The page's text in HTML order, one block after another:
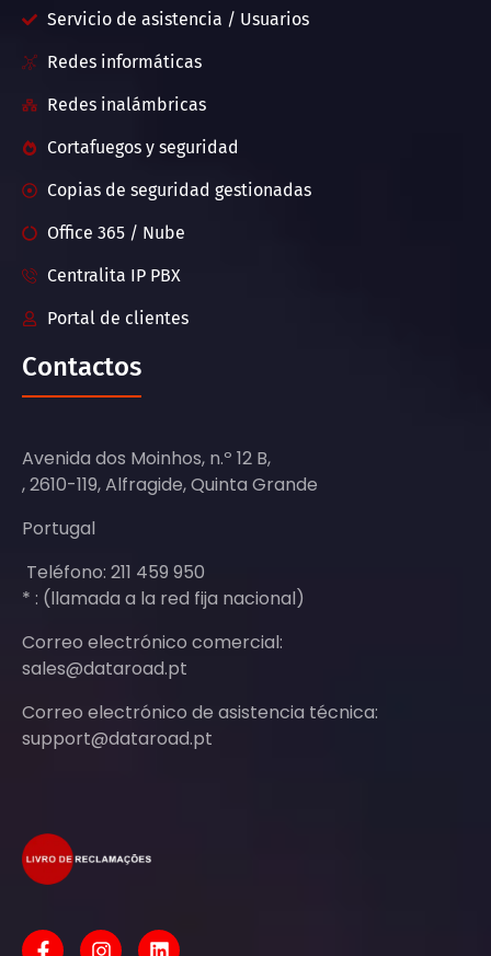
Servicio de asistencia / Usuarios
Redes informáticas
Redes inalámbricas
Cortafuegos y seguridad
Copias de seguridad gestionadas
Office 365 / Nube
Centralita IP PBX
Portal de clientes
Contactos
Avenida dos Moinhos, n.º 12 B,
, 2610-119, Alfragide, Quinta Grande
Portugal
Teléfono: 211 459 950
* : (llamada a la red fija nacional)
Correo electrónico comercial:
sales@dataroad.pt
Correo electrónico de asistencia técnica:
support@dataroad.pt